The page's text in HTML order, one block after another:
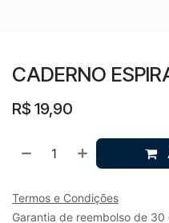
CADERNO
R$ 19,90
Termos e Condições
Garantia de reembolso de 30